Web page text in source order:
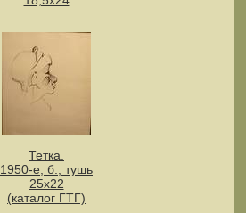
Тетка.
1950-е, б., тушь
25х22
(каталог ГТГ)